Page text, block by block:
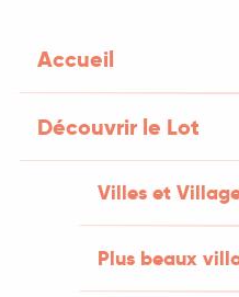
Accueil
Découvrir le Lot
Villes et
Plus beaux
musical d'Ada Mondès
musical d'Ada
& de la citoyenneté